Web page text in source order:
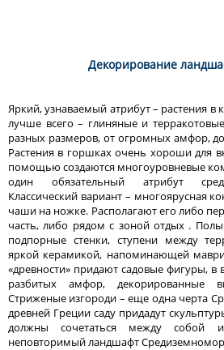
Декорирование
Яркий, узнаваемый атрибут – растения
лучше всего – глиняные и
разных размеров, от огромных амфор,
Растения в горшках очень хороши для
помощью создаются многоуровневые
один обязательный атрибут
Классический вариант – многоярусная
чаши на ножке. Располагают его либо
часть, либо рядом с зоной отдых .
подпорные стенки, ступени между
яркой керамикой, напоминающей
«древности» придают садовые фигуры, в
разбитых амфор, декорированные
Стриженые изгороди – еще одна черта
древней Греции саду придадут
должны сочетаться между собой
неповторимый ландшафт